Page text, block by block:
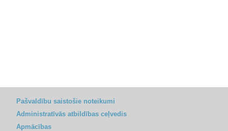
Pašvaldību saistošie noteikumi
Administratīvās atbildības ceļvedis
Apmācības